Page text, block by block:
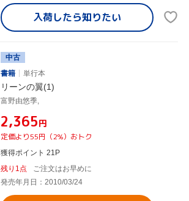
入荷したら知りたい
中古
書籍
単行本
リーンの翼(1)
富野由悠季,
¥2,365円
定価より55円（2%）おトク
獲得ポイント 21P
残り1点
ご注文はお早めに
発売年月日：2010/03/24